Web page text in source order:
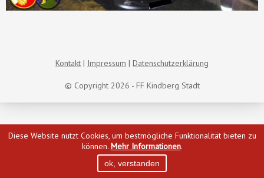
© Copyright 2026 - FF Kindberg Stadt
Kontakt Impressum Datenschutzerklärung
Diese Website nutzt Cookies, um bestmögliche Funktionalität bieten zu
können. Mehr Informationen.
ok, verstanden